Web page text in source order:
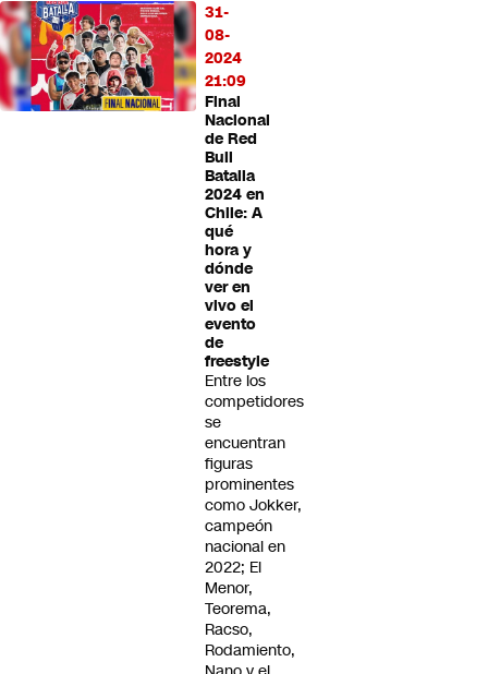
31-
08-
2024
21:09
Final
Nacional
de Red
Bull
Batalla
2024 en
Chile: A
qué
hora y
dónde
ver en
vivo el
evento
de
freestyle
Entre los
competidores
se
encuentran
figuras
prominentes
como Jokker,
campeón
nacional en
2022; El
Menor,
Teorema,
Racso,
Rodamiento,